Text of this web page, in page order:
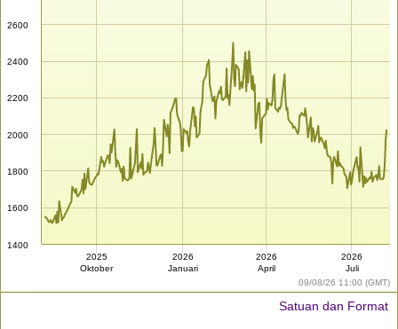
09/08/26 11:00 (GMT)
1400
1600
1800
2000
2200
2400
2600
2025
Oktober
2026
Januari
2026
April
2026
Juli
Satuan dan Format